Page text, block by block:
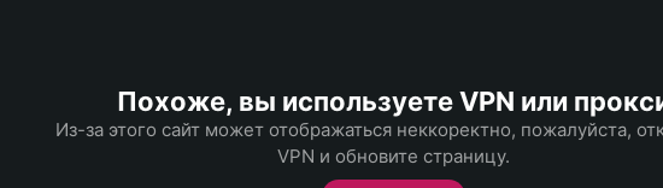
Похоже, вы используете VPN или
Из-за этого сайт может отображаться неккоректно, пожалуйста,
VPN и обновите страницу.